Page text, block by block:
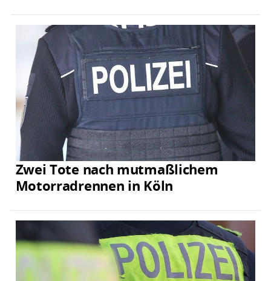
Zwei Tote nach mutmaßlichem
Motorradrennen in Köln